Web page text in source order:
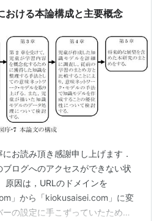
されています。 この序章…
おける本論構成と主要概念
にお読み頂き感謝申し上げます．
ログへのアクセスができない状
原因は，URLのドメインを
」から「kiokusaisei.com」に変
の設定に手こずっていたためで